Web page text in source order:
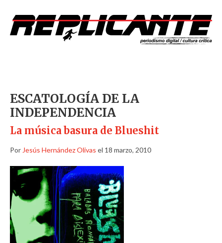
ESCATOLOGÍA DE LA
INDEPENDENCIA
La música basura de Blueshit
Por Jesús Hernández Olivas el 18 marzo, 2010